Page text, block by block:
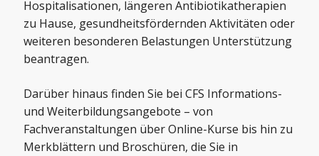
Hospitalisationen, längeren Antibiotikatherapien
zu Hause, gesundheitsfördernden Aktivitäten oder
weiteren besonderen Belastungen Unterstützung
beantragen.
Darüber hinaus finden Sie bei CFS Informations-
und Weiterbildungsangebote – von
Fachveranstaltungen über Online-Kurse bis hin zu
Merkblättern und Broschüren, die Sie in